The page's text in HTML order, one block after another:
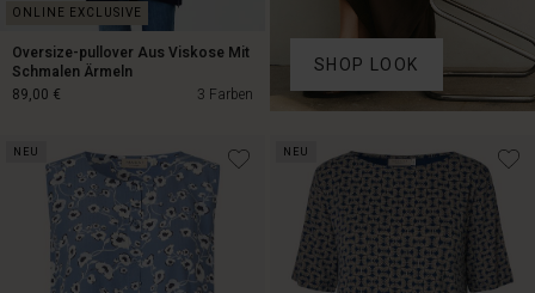
Oversize-pullover Aus Viskose Mit
Schmalen Ärmeln
3 Farben
89,00 €
89,00 €
SHOP LOOK
NEU NEU